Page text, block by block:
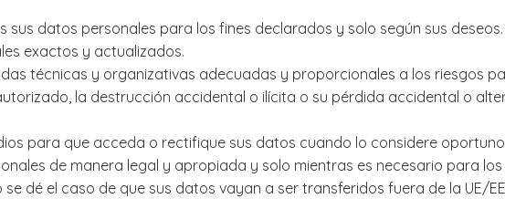
sus datos personales para los fines declarados y solo según sus deseos.
exactos y actualizados.
técnicas y organizativas adecuadas y proporcionales a los riesgos
la destrucción accidental o ilícita o su pérdida accidental o
para que acceda o rectifique sus datos cuando lo considere
de manera legal y apropiada y solo mientras es necesario para
se dé el caso de que sus datos vayan a ser transferidos fuera de la UE/